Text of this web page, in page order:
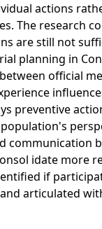
actions
The research
are still not
planning in
official
preventive
communication
idate more
if
articulated